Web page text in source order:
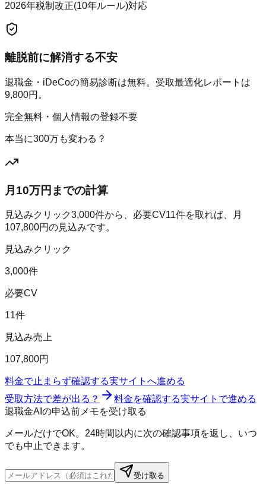
2026年税制改正(10年ルール)対応
離脱前に解消する不安
退職金・iDeCoの簡易診断は無料。受取最適化レポートは
9,800円。
完全無料・個人情報の登録不要
本当に300万も変わる？
月10万円までの計算
見込みクリック3,000件から、必要CV11件を取れば、月
107,800円の見込みです。
見込みクリック
3,000件
必要CV
11件
見込み売上
107,800円
料金で止まらず確認する実サイトへ進める
受取方法で差が出る？
料金を確認する実サイトで進める
退職金AIの申込前メモを受け取る
メールだけでOK。24時間以内に次の確認事項を返し、いつ
でも中止できます。
受け取る